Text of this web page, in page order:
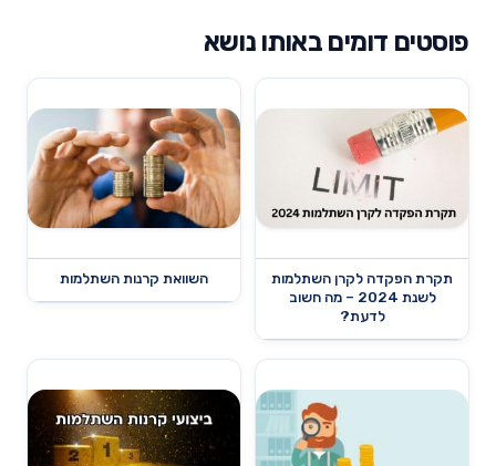
פוסטים דומים באותו נושא
תקרת הפקדה לקרן השתלמות
לשנת 2024 – מה חשוב
לדעת?
השוואת קרנות השתלמות